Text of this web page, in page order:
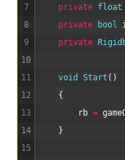
7
8
9
10
11
12
13
14
15
private float
private
bool
private
void Start ( )
{
rb =
}